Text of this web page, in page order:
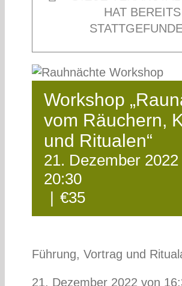
HAT BEREITS
Workshop
vom Räuchern,
und Ritualen“
21. Dezember
20:30
| €35
Führung, Vortrag und
21. Dezember 2022 von